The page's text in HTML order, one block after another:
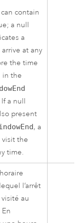
contain
a null
a
at any
the time
in the
a null
present
, a
visit the
time.
l’arrêt
au